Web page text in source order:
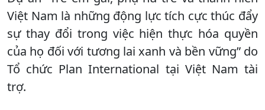
Việt Nam là những động lực tích cực thúc đẩy
sự thay đổi trong việc hiện thực hóa quyền
của họ đối với tương lai xanh và bền vững” do
Tổ chức Plan International tại Việt Nam tài
trợ.